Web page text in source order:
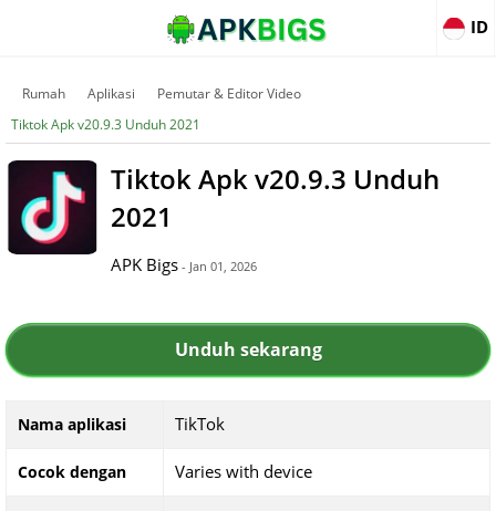
ID
Rumah Aplikasi
Pemutar & Editor Video
Tiktok Apk v20.9.3 Unduh 2021
Tiktok Apk v20.9.3 Unduh
2021
APK Bigs - Jan 01, 2026
Unduh sekarang
Nama aplikasi TikTok
Cocok dengan Varies with device